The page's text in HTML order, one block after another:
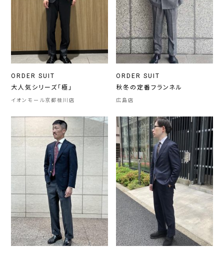
ORDER SUIT
大人気シリーズ「極」
イオンモール京都桂川店
ORDER SUIT
秋冬の定番フランネル
広島店